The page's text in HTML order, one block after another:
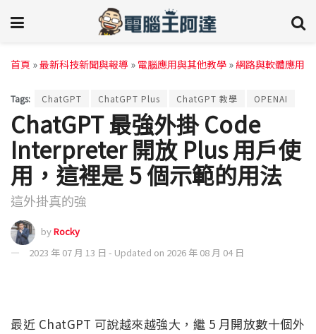
首頁 »最新科技新聞與報導 » 電腦應用與其他教學 »網路與軟體應用
Tags: ChatGPT ChatGPT Plus ChatGPT 教學 OPENAI
ChatGPT 最強外掛 Code
Interpreter 開放 Plus 用戶使
用，這裡是 5 個示範的用法
這外掛真的強
byRocky
2023 年 07 月 13 日 - Updated on 2026 年 08 月 04 日
最近 ChatGPT 可說越來越強大，繼 5 月開放數十個外